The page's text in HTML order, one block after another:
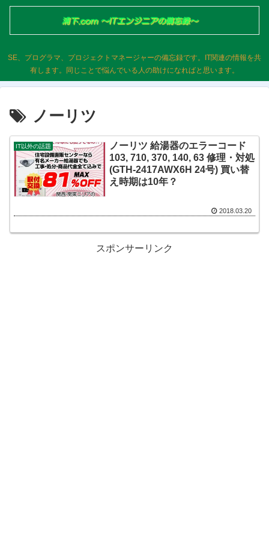
SE、プログラマ、プロジェクトマネージャーの備忘録です。IT関連の情報を共
有します。同じことで悩んでいる人の助けになればと思います。
ノーリツ
IT以外の話題
ノーリツ 給湯器のエラーコード
103, 710, 370, 140, 63 修理・対処
(GTH-2417AWX6H 24号) 買い替
え時期は10年？
2018.03.20
スポンサーリンク